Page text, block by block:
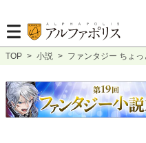
TOP > 小説 > ファンタジー ちょ